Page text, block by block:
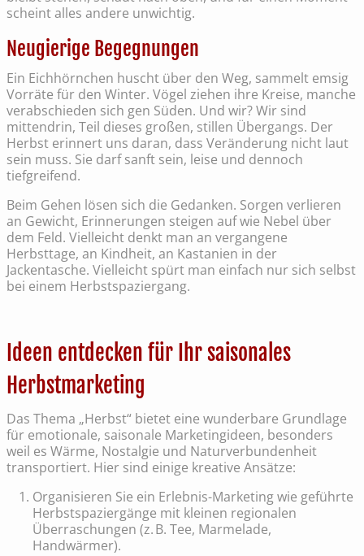
scheint alles andere unwichtig.
Neugierige Begegnungen
Ein Eichhörnchen huscht über den Weg, sammelt emsig
Vorräte für den Winter. Vögel ziehen ihre Kreise, manche
verabschieden sich gen Süden. Und wir? Wir sind
mittendrin, Teil dieses großen, stillen Übergangs. Der
Herbst erinnert uns daran, dass Veränderung nicht laut
sein muss. Sie darf sanft sein, leise und dennoch
tiefgreifend.
Beim Gehen lösen sich die Gedanken. Sorgen verlieren
an Gewicht, Erinnerungen steigen auf wie Nebel über
dem Feld. Vielleicht denkt man an vergangene
Herbsttage, an Kindheit, an Kastanien in der
Jackentasche. Vielleicht spürt man einfach nur sich selbst
bei einem Herbstspaziergang.
Ideen entdecken für Ihr saisonales
Herbstmarketing
Das Thema „Herbst“ bietet eine wunderbare Grundlage
für emotionale, saisonale Marketingideen, besonders
weil es Wärme, Nostalgie und Naturverbundenheit
transportiert. Hier sind einige kreative Ansätze:
Organisieren Sie ein Erlebnis-Marketing wie geführte
Herbstspaziergänge mit kleinen regionalen
Überraschungen (z. B. Tee, Marmelade,
Handwärmer).